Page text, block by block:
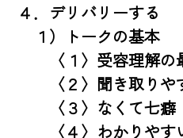
４．デリバリーする
１）トークの基本
〈１〉受容理解の
〈２〉聞き取りや
〈３〉なくて七癖
〈４〉わかりやす